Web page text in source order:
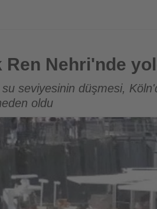
yolcu gemisini karaya oturttu
Ren Nehri'nde
seviyesinin düşmesi,
oldu